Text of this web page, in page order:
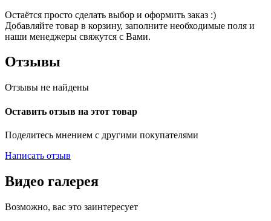
Остаётся просто сделать выбор и оформить заказ :)
Добавляйте товар в корзину, заполните необходимые поля и
наши менеджеры свяжутся с Вами.
Отзывы
Отзывы не найдены
Оставить отзыв на этот товар
Поделитесь мнением с другими покупателями
Написать отзыв
Видео галерея
Возможно, вас это заинтересует